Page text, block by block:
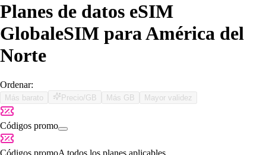
Planes de datos eSIM
GlobaleSIM para América del
Norte
Ordenar:
Más barato Precio/GB Más GB Mayor validez
Códigos promo
Códigos promoA todos los planes aplicables